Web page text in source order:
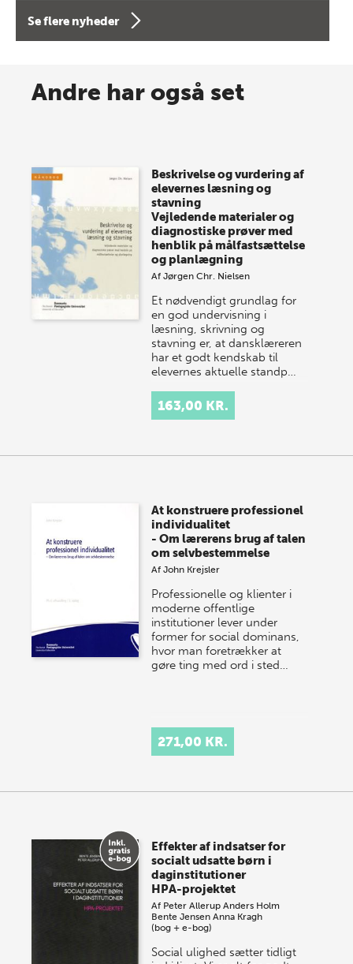
forfatterne bag vores nyes…
Spar op til 70% til sommer-
onsdag den 10. j…
Se flere nyheder
Andre har også set
Beskrivelse og vurdering af
elevernes læsning og
stavning
Vejledende materialer og
diagnostiske prøver med
henblik på målfastsættelse
og planlægning
AfJørgen Chr. Nielsen
Et nødvendigt grundlag for
en god undervisning i
læsning, skrivning og
stavning er, at dansklæreren
har et godt kendskab til
elevernes aktuelle standp…
163,00 KR.
At konstruere professionel
individualitet
- Om lærerens brug af talen
om selvbestemmelse
AfJohn Krejsler
Professionelle og klienter i
moderne offentlige
institutioner lever under
former for social dominans,
hvor man foretrækker at
gøre ting med ord i sted…
271,00 KR.
Effekter af indsatser for
socialt udsatte børn i
daginstitutioner
HPA-projektet
Af Peter Allerup Anders Holm
Bente Jensen Anna Kragh
(bog + e-bog)
Social ulighed sætter tidligt